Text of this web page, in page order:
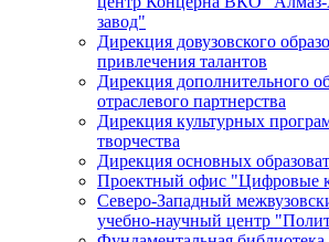
завод"
Дирекция довузовского
привлечения талантов
Дирекция дополнительного
отраслевого партнерства
Дирекция культурных
творчества
Дирекция основных
Проектный офис "Цифровые
Северо-Западный
учебно-научный центр